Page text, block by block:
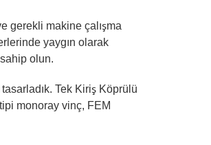
gerekli makine çalışma
yaygın olarak
olun.
Tek Kiriş Köprülü
monoray vinç, FEM